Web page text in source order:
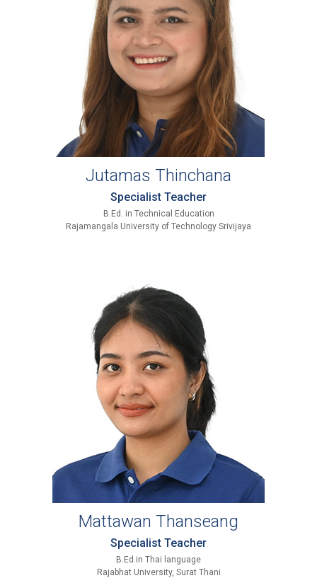
Jutamas Thinchana
Specialist Teacher
B.Ed. in Technical Education
Rajamangala University of Technology Srivijaya
Mattawan Thanseang
Specialist Teacher
B.Ed.in Thai language
Rajabhat University, Surat Thani